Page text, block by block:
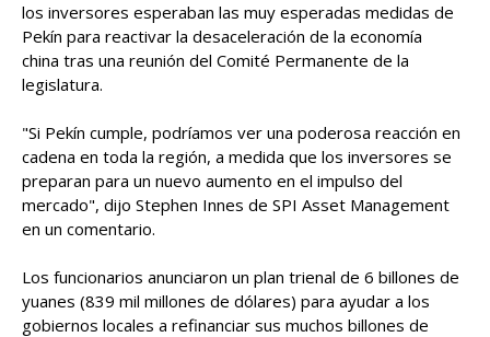
los inversores esperaban las muy esperadas medidas de
Pekín para reactivar la desaceleración de la economía
china tras una reunión del Comité Permanente de la
legislatura.
"Si Pekín cumple, podríamos ver una poderosa reacción en
cadena en toda la región, a medida que los inversores se
preparan para un nuevo aumento en el impulso del
mercado", dijo Stephen Innes de SPI Asset Management
en un comentario.
Los funcionarios anunciaron un plan trienal de 6 billones de
yuanes (839 mil millones de dólares) para ayudar a los
gobiernos locales a refinanciar sus muchos billones de